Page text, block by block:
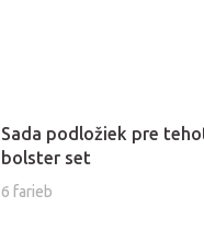
Sada podložiek pre
bolster set
6 farieb
hodnotenie
produktu
je
5,0